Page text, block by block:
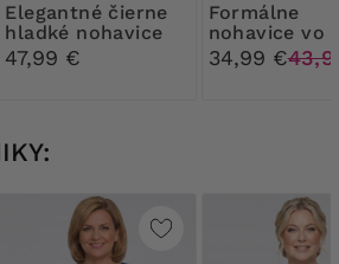
Elegantné čierne
hladké nohavice
47,99 €
Formálne
nohavice vo
farbe
34,99 €